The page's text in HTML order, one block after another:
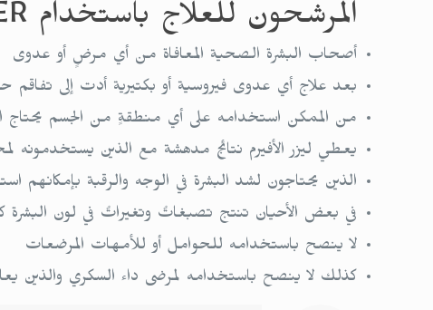
المرشحون للعلاج باستخدام AFFIRM LASER
أصحاب البشرة الصحية المعافاة من أي مرضٍ أو عدوى
بعد علاج أي عدوى فيروسية أو بكتيرية أدت إلى
من الممكن استخدامه على أي منطقةٍ من الجسم يحتاج
يعطي ليزر الأفيرم نتائج مدهشة مع الذين يستخدمونه
الذين يحتاجون لشد البشرة في الوجه والرقبة بإمكانهم
في بعض الأحيان تنتج تصبغاتٌ وتغيراتٌ في لون البشرة
لا ينصح باستخدامه للحوامل أو للأمهات المرضعات
كذلك لا ينصح باستخدامه لمرضى داء السكري